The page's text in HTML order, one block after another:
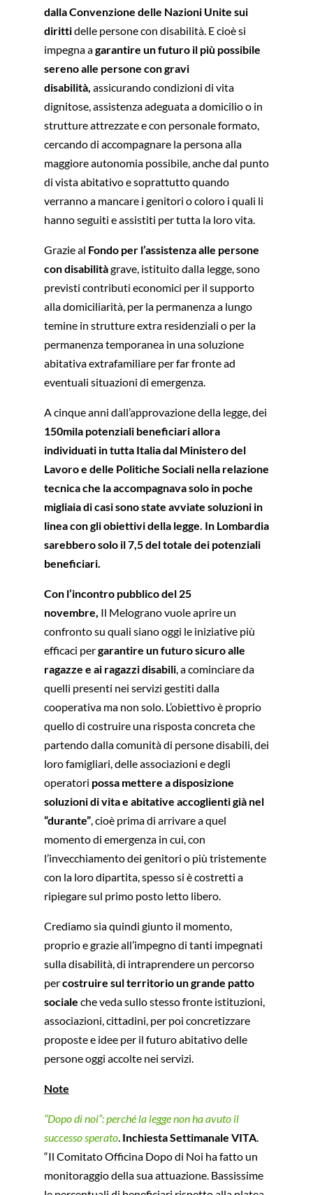
dalla Convenzione delle Nazioni Unite sui
dirittidelle persone con disabilità. E cioè si
impegna agarantire un futuro il più possibile
sereno alle persone con gravi
disabilità, assicurando condizioni di vita
dignitose, assistenza adeguata a domicilio o in
strutture attrezzate e con personale formato,
cercando di accompagnare la persona alla
maggiore autonomia possibile, anche dal punto
di vista abitativo e soprattutto quando
verranno a mancare i genitori o coloro i quali li
hanno seguiti e assistiti per tutta la loro vita.
Grazie al Fondo per l’assistenza alle persone
con disabilitàgrave, istituito dalla legge, sono
previsti contributi economici per il supporto
alla domiciliarità, per la permanenza a lungo
temine in strutture extra residenziali o per la
permanenza temporanea in una soluzione
abitativa extrafamiliare per far fronte ad
eventuali situazioni di emergenza.
A cinque anni dall’approvazione della legge, dei
150mila potenziali beneficiari allora
individuati in tutta Italiadal Ministero del
Lavoro e delle Politiche Socialinella relazione
tecnica che la accompagnava solo in poche
migliaia di casi sono state avviate soluzioni in
linea con gli obiettivi della legge. In Lombardia
sarebbero solo il 7,5 del totale dei potenziali
beneficiari.
Con l’incontro pubblico del 25
novembre, Il Melograno vuole aprire un
confronto su quali siano oggi le iniziative più
efficaci pergarantire un futuro sicuro alle
ragazze e ai ragazzi disabili, a cominciare da
quelli presenti nei servizi gestiti dalla
cooperativa ma non solo. L’obiettivo è proprio
quello di costruire una risposta concreta che
partendo dalla comunità di persone disabili, dei
loro famigliari, delle associazioni e degli
operatori possa mettere a disposizione
soluzioni di vita e abitative accoglienti già nel
“durante”, cioè prima di arrivare a quel
momento di emergenza in cui, con
l’invecchiamento dei genitori o più tristemente
con la loro dipartita, spesso si è costretti a
ripiegare sul primo posto letto libero.
Crediamo sia quindi giunto il momento,
proprio e grazie all’impegno di tanti impegnati
sulla disabilità, di intraprendere un percorso
percostruire sul territorio un grande patto
sociale che veda sullo stesso fronte istituzioni,
associazioni, cittadini, per poi concretizzare
proposte e idee per il futuro abitativo delle
persone oggi accolte nei servizi.
Note
“Dopo di noi”: perché la legge non ha avuto il
successo sperato. Inchiesta Settimanale VITA.
“Il Comitato Officina Dopo di Noi ha fatto un
monitoraggio della sua attuazione. Bassissime